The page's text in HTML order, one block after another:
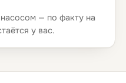
— по факту на
у вас.